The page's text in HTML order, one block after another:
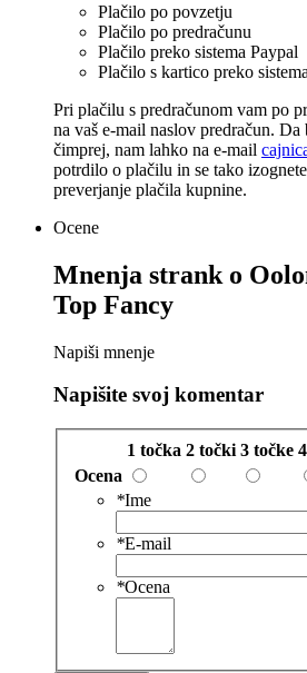
Plačilo po povzetju
Plačilo po predračunu
Plačilo preko sistema Paypal
Plačilo s kartico preko
Pri plačilu s predračunom vam po
na vaš e-mail naslov predračun.
čimprej, nam lahko na e-mail
potrdilo o plačilu in se tako
preverjanje plačila kupnine.
Ocene
Mnenja strank o
Top Fancy
Napiši mnenje
Napišite svoj komentar
1 točka 2 točki 3 točke
Ocena
*Ime
*E-mail
*Ocena